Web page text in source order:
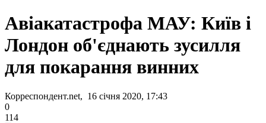
Авіакатастрофа МАУ: Київ і
Лондон об'єднають зусилля
для покарання винних
Корреспондент.net, 16 січня 2020, 17:43
0
114